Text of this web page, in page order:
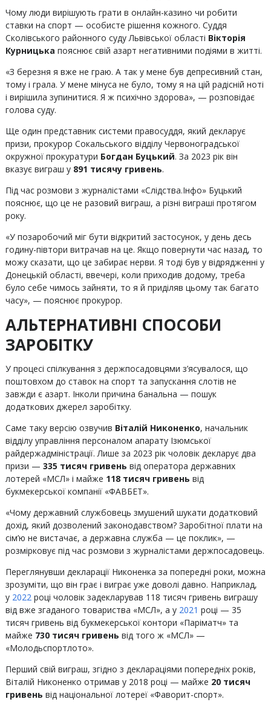
Чому люди вирішують грати в онлайн-казино чи робити
ставки на спорт — особисте рішення кожного. Суддя
Сколівського районного суду Львівської області Вікторія
Курницька пояснює свій азарт негативними подіями в житті.
«З березня я вже не граю. А так у мене був депресивний стан,
тому і грала. У мене мінуса не було, тому я на цій радісній ноті
і вирішила зупинитися. Я ж психічно здорова», — розповідає
голова суду.
Ще один представник системи правосуддя, який декларує
призи, прокурор Сокальського відділу Червоноградської
окружної прокуратури Богдан Буцький. За 2023 рік він
вказує виграш у891 тисячу гривень.
Під час розмови з журналістами «Слідства.Інфо» Буцький
пояснює, що це не разовий виграш, а різні виграші протягом
року.
«У позаробочий міг бути відкритий застосунок, у день десь
годину-півтори витрачав на це. Якщо повернути час назад, то
можу сказати, що це забирає нерви. Я тоді був у відрядженні у
Донецькій області, ввечері, коли приходив додому, треба
було себе чимось зайняти, то я й приділяв цьому так багато
часу», — пояснює прокурор.
АЛЬТЕРНАТИВНІ СПОСОБИ
ЗАРОБІТКУ
У процесі спілкування з держпосадовцями з’ясувалося, що
поштовхом до ставок на спорт та запускання слотів не
завжди є азарт. Інколи причина банальна — пошук
додаткових джерел заробітку.
Саме таку версію озвучив Віталій Никоненко, начальник
відділу управління персоналом апарату Ізюмської
райдержадміністрації. Лише за 2023 рік чоловік декларує два
призи — 335 тисяч гривень від оператора державних
лотерей «МСЛ» і майже 118 тисяч гривень від
букмекерської компанії «ФАВБЕТ».
«Чому державний службовець змушений шукати додатковий
дохід, який дозволений законодавством? Заробітної плати на
сім’ю не вистачає, а державна служба — це поклик», —
розмірковує під час розмови з журналістами держпосадовець.
Переглянувши декларації Никоненка за попередні роки, можна
зрозуміти, що він грає і виграє уже доволі давно. Наприклад,
у 2022 році чоловік задекларував 118 тисяч гривень виграшу
від вже згаданого товариства «МСЛ», а у 2021 році — 35
тисяч гривень від букмекерської контори «Паріматч» та
майже 730 тисяч гривень від того ж «МСЛ» —
«Молодьспортлото».
Перший свій виграш, згідно з деклараціями попередніх років,
Віталій Никоненко отримав у 2018 році — майже 20 тисяч
гривень від національної лотереї «Фаворит-спорт».